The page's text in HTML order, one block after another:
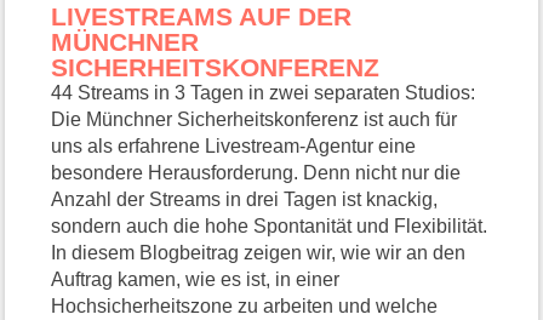
LIVESTREAMS AUF DER
MÜNCHNER
SICHERHEITSKONFERENZ
44 Streams in 3 Tagen in zwei separaten Studios:
Die Münchner Sicherheitskonferenz ist auch für
uns als erfahrene Livestream-Agentur eine
besondere Herausforderung. Denn nicht nur die
Anzahl der Streams in drei Tagen ist knackig,
sondern auch die hohe Spontanität und Flexibilität.
In diesem Blogbeitrag zeigen wir, wie wir an den
Auftrag kamen, wie es ist, in einer
Hochsicherheitszone zu arbeiten und welche